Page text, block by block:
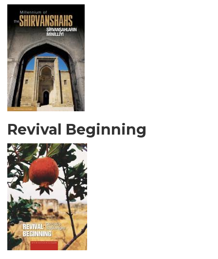
Revival Beginning